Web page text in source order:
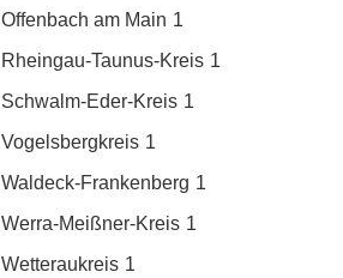
Offenbach am Main 1
Rheingau-Taunus-Kreis 1
Schwalm-Eder-Kreis 1
Vogelsbergkreis 1
Waldeck-Frankenberg 1
Werra-Meißner-Kreis 1
Wetteraukreis 1